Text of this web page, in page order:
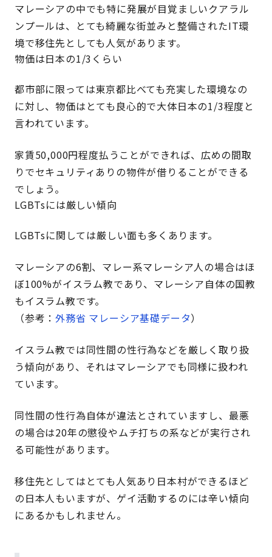
マレーシアの中でも特に発展が目覚ましいクアラル
ンプールは、とても綺麗な街並みと整備されたIT環
境で移住先としても人気があります。
物価は日本の1/3くらい
都市部に限っては東京都比べても充実した環境なの
に対し、物価はとても良心的で大体日本の1/3程度と
言われています。
家賃50,000円程度払うことができれば、広めの間取
りでセキュリティありの物件が借りることができる
でしょう。
LGBTsには厳しい傾向
LGBTsに関しては厳しい面も多くあります。
マレーシアの6割、マレー系マレーシア人の場合はほ
ぼ100%がイスラム教であり、マレーシア自体の国教
もイスラム教です。
（参考：外務省 マレーシア基礎データ）
イスラム教では同性間の性行為などを厳しく取り扱
う傾向があり、それはマレーシアでも同様に扱われ
ています。
同性間の性行為自体が違法とされていますし、最悪
の場合は20年の懲役やムチ打ちの系などが実行され
る可能性があります。
移住先としてはとても人気あり日本村ができるほど
の日本人もいますが、ゲイ活動するのには辛い傾向
にあるかもしれません。